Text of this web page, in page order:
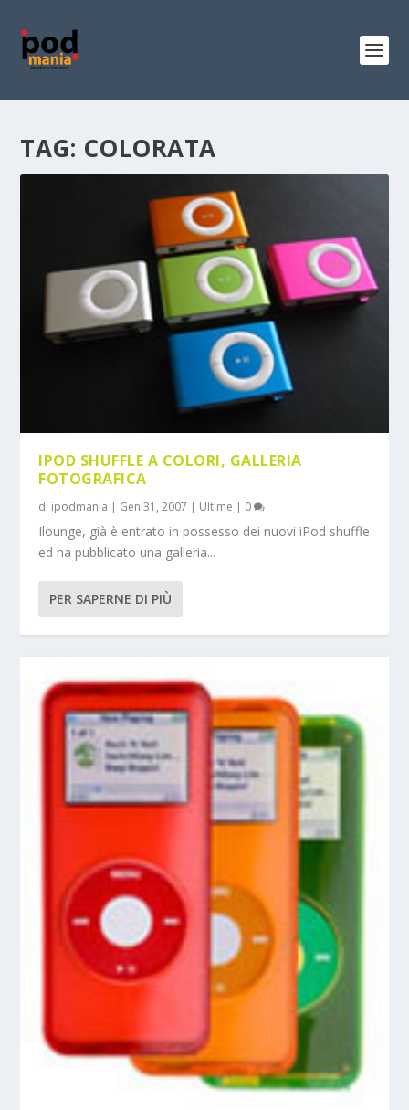
TAG: COLORATA
IPOD SHUFFLE A COLORI, GALLERIA
FOTOGRAFICA
di ipodmania | Gen 31, 2007 | Ultime | 0
Ilounge, già è entrato in possesso dei nuovi iPod shuffle
ed ha pubblicato una galleria...
PER SAPERNE DI PIÙ